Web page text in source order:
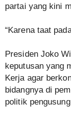
partai yang kini
“Karena taat
Presiden Joko
keputusan yang
Kerja agar
bidangnya di
politik